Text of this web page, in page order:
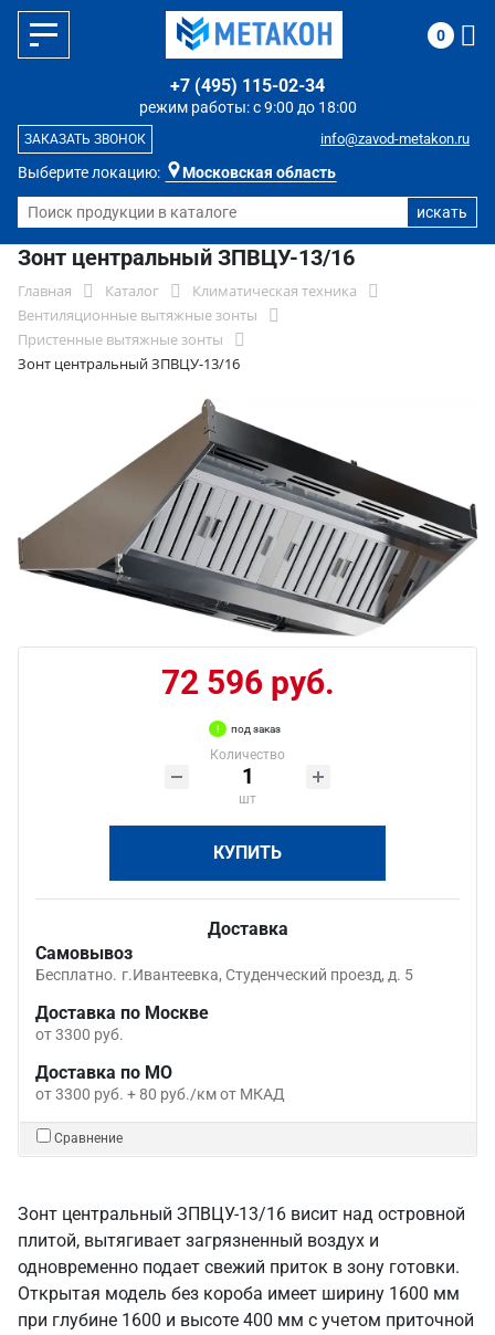
Выберите локацию: Московская область
режим работы: с 9:00 до 18:00
+7 (495) 115-02-34
info@zavod-metakon.ru
ЗАКАЗАТЬ ЗВОНОК
0
Зонт центральный ЗПВЦУ-13/16
Главная Каталог
Климатическая техника
Вентиляционные вытяжные зонты
Пристенные вытяжные зонты
Зонт центральный ЗПВЦУ-13/16
72 596 руб.
под заказ
Количество
шт
КУПИТЬ
Доставка
Самовывоз
Бесплатно. г.Ивантеевка, Студенческий проезд, д. 5
Доставка по Москве
от 3300 руб.
Доставка по МО
от 3300 руб. + 80 руб./км от МКАД
Сравнение
Зонт центральный ЗПВЦУ-13/16 висит над островной
плитой, вытягивает загрязненный воздух и
одновременно подает свежий приток в зону готовки.
Открытая модель без короба имеет ширину 1600 мм
при глубине 1600 и высоте 400 мм с учетом приточной